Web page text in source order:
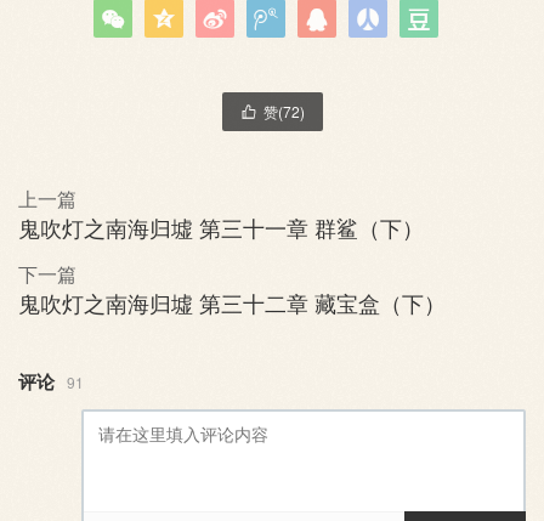
      
 赞(72)
上一篇
鬼吹灯之南海归墟 第三十一章 群鲨（下）
下一篇
鬼吹灯之南海归墟 第三十二章 藏宝盒（下）
评论 91